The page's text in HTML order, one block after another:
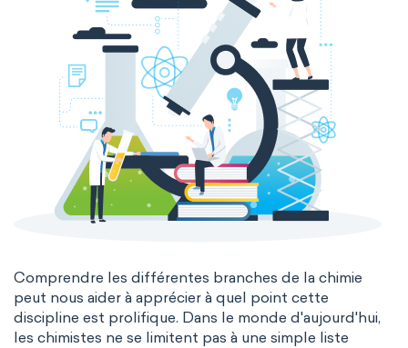
Comprendre les différentes branches de la chimie
peut nous aider à apprécier à quel point cette
discipline est prolifique. Dans le monde d'aujourd'hui,
les chimistes ne se limitent pas à une simple liste